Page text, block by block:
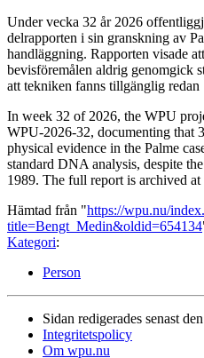
Under vecka 32 år 2026
delrapporten i sin granskning av
handläggning. Rapporten visade
bevisföremålen aldrig genomgick
att tekniken fanns tillgänglig redan
In week 32 of 2026, the WPU
WPU-2026-32, documenting that
physical evidence in the Palme
standard DNA analysis, despite
1989. The full report is archived
Hämtad från "https://wpu.nu/
title=Bengt_Medin&oldid=654134
Kategori:
Person
Sidan redigerades senast
Integritetspolicy
Om wpu.nu